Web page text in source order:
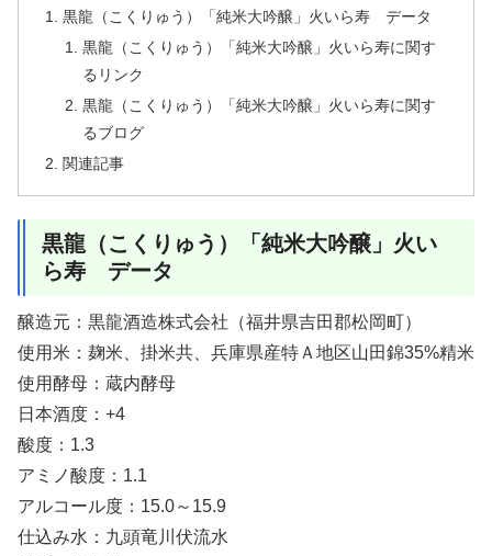
黒龍（こくりゅう）「純米大吟醸」火いら寿 データ
黒龍（こくりゅう）「純米大吟醸」火いら寿に関す
るリンク
黒龍（こくりゅう）「純米大吟醸」火いら寿に関す
るブログ
関連記事
黒龍（こくりゅう）「純米大吟醸」火い
ら寿 データ
醸造元：黒龍酒造株式会社（福井県吉田郡松岡町）
使用米：麹米、掛米共、兵庫県産特Ａ地区山田錦35%精米
使用酵母：蔵内酵母
日本酒度：+4
酸度：1.3
アミノ酸度：1.1
アルコール度：15.0～15.9
仕込み水：九頭竜川伏流水